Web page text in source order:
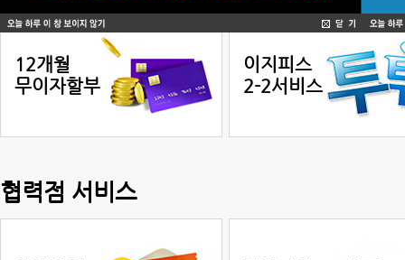
12개월
무이자할부
이지피스
2-2서비스
협력점 서비스